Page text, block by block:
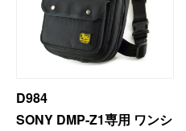
D984
SONY DMP-Z1専用 ワンシ